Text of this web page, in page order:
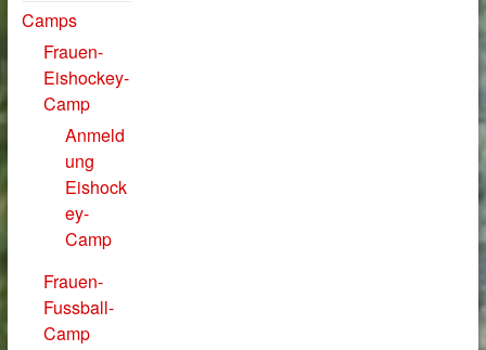
Camps
Frauen-
Eishockey-
Camp
Anmeld
ung
Eishock
ey-
Camp
Frauen-
Fussball-
Camp